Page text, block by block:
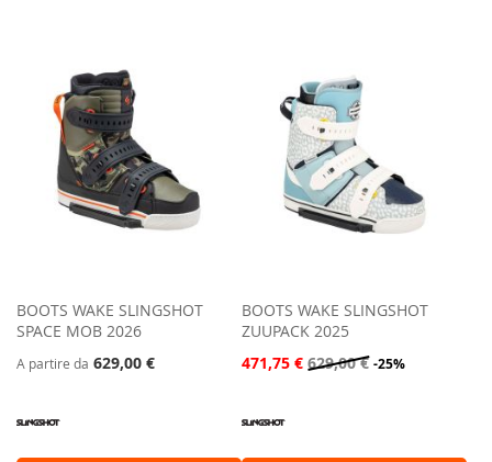
DESIDERI
DESIDERI
BOOTS WAKE SLINGSHOT
SPACE MOB 2026
A partire da 629,00 €
BOOTS WAKE SLINGSHOT
ZUUPACK 2025
471,75 € 629,00 € -25%